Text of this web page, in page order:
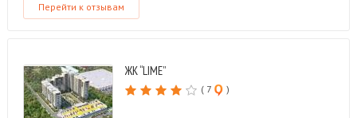
Перейти к отзывам
ЖК “LIME”
( 7 )